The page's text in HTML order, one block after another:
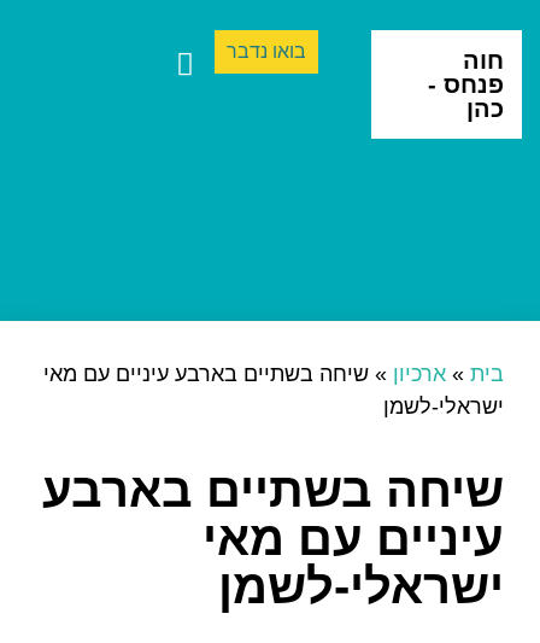
חוה
פנחס -
כהן
בואו נדבר
בית » ארכיון » שיחה בשתיים בארבע עיניים עם מאי
ישראלי-לשמן
שיחה בשתיים בארבע
עיניים עם מאי
ישראלי-לשמן